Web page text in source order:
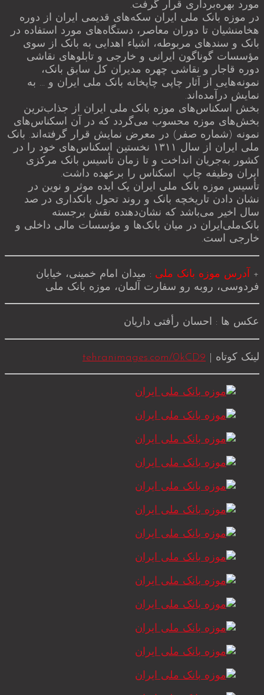
مورد بهره‌برداری قرار گرفت.
در موزه بانک ملی ایران سکه‌های قدیمی ایران از دوره
هخامنشیان تا دوران معاصر، دستگاه‌های مورد استفاده در
بانک و سندهای مربوطه، اشیاء اهدایی به بانک از سوی
مؤسسات گوناگون ایرانی و خارجی و تابلوهای نقاشی
دوره قاجار و نقاشی چهره مدیران کل سابق بانک،
نمونه‌هایی از آثار چاپی چاپخانه بانک ملی ایران و … به
نمایش درآمده‌اند.
بخش اسکناس‌های موزه بانک ملی ایران از جذاب‌ترین
بخش‌های موزه محسوب می‌گردد که در آن اسکناس‌های
نمونه (شماره صفر) در معرض نمایش قرار گرفته‌اند. بانک
ملی ایران از سال ۱۳۱۱ نخستین اسکناس‌های خود را در
کشور به‌جریان انداخت و تا زمان تأسیس بانک مرکزی
ایران وظیفه چاپ اسکناس را برعهده داشت.
تأسیس موزه بانک ملی ایران یک ایده موثر و نوین در
نشان دادن تاریخچه بانک و روند تحول بانکداری در صد
سال اخیر می‌باشد که نشان‌دهنده نقش برجسته
بانک‌ملی‌ایران در میان بانک‌ها و مؤسسات مالی داخلی و
خارجی است.
+ آدرس موزه بانک ملی : میدان امام خمینی، خیابان
فردوسی، روبه رو سفارت آلمان، موزه بانک ملی
عکس ها : احسان رأفتی داریان
لینک کوتاه | tehranimages.com/0kCD9